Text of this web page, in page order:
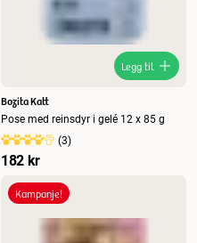
Legg til
Bozita Katt
Pose med reinsdyr i gelé 12 x 85 g
(3)
182 kr
Kampanje!